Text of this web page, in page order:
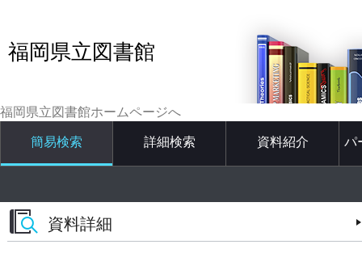
福岡県立図書館
福岡県立図書館ホームページへ
簡易検索 詳細検索 資料紹介 パ
資料詳細